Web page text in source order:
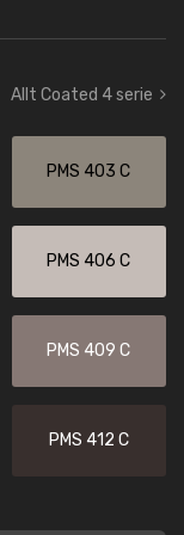
Allt Coated 4 serie
PMS 403 C
PMS 406 C
PMS 409 C
PMS 412 C